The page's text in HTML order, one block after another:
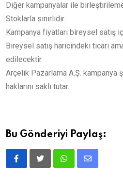
Diğer kampanyalar ile
Stoklarla sınırlıdır.
Kampanya fiyatları bireysel satış
Bireysel satış haricindeki ticari
edilecektir.
Arçelik Pazarlama A.Ş. kampanya
haklarını saklı tutar.
Bu Gönderiyi Paylaş:
WhatsappShare